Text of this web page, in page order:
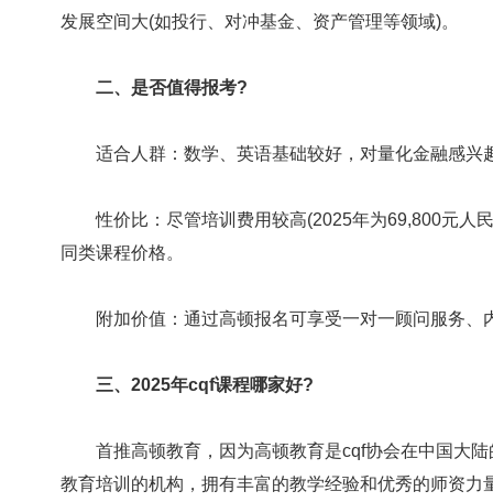
发展空间大(如投行、对冲基金、资产管理等领域)。
二、是否值得报考?
适合人群：数学、英语基础较好，对量化金融感兴
性价比：尽管培训费用较高(2025年为69,800元人
同类课程价格。
附加价值：通过高顿报名可享受一对一顾问服务、
三、2025年cqf课程哪家好?
首推高顿教育，因为高顿教育是cqf协会在中国大陆
教育培训的机构，拥有丰富的教学经验和优秀的师资